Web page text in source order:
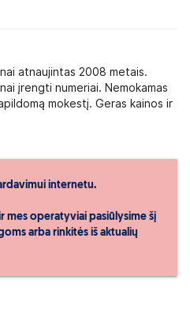
atnaujintas 2008 metais.
įrengti numeriai. Nemokamas
mokestį. Geras kainos ir
internetu.
mes operatyviai pasiūlysime šį
arba rinkitės iš aktualių